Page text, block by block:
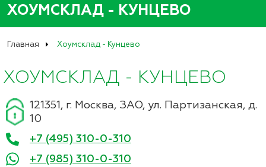
ХОУМСКЛАД - КУНЦЕВО
Главная Хоумсклад - Кунцево
ХОУМСКЛАД - КУНЦЕВО
121351, г. Москва, ЗАО, ул. Партизанская, д.
10
+7 (495) 310-0-310
+7 (985) 310-0-310